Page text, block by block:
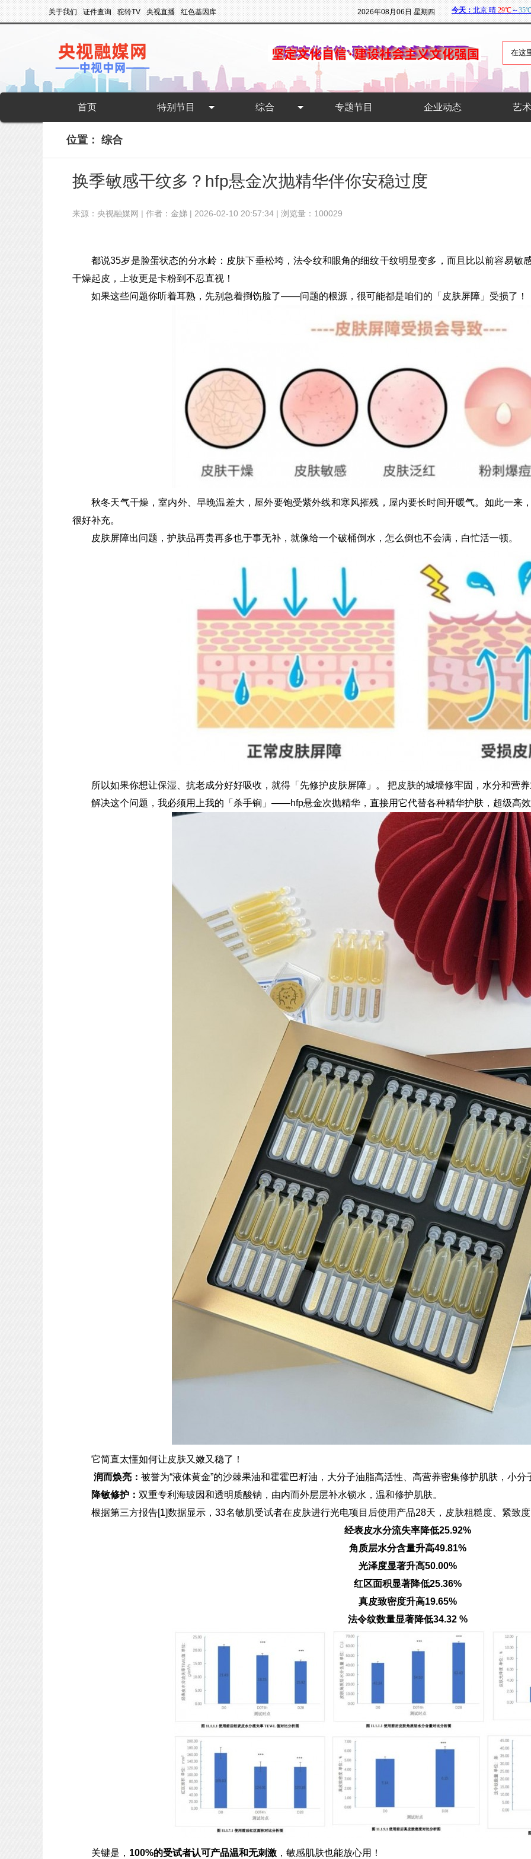
关于我们 证件查询 驼铃TV 央视直播 红色基因库 2026年08月06日 星期四
首页 特别节目 综合 专题节目 企业动态 艺
位置： 综合
换季敏感干纹多？hfp悬金次抛精华伴你安稳过度
来源：央视融媒网 | 作者：金娣 | 2026-02-10 20:57:34 | 浏览量：100029
都说35岁是脸蛋状态的分水岭：皮肤下垂松垮，法令纹和眼角的细纹干纹明显变多，而且比以前容易敏
干燥起皮，上妆更是卡粉到不忍直视！
如果这些问题你听着耳熟，先别急着捯饬脸了——问题的根源，很可能都是咱们的「皮肤屏障」受损了！
秋冬天气干燥，室内外、早晚温差大，屋外要饱受紫外线和寒风摧残，屋内要长时间开暖气。如此一来
很好补充。
皮肤屏障出问题，护肤品再贵再多也于事无补，就像给一个破桶倒水，怎么倒也不会满，白忙活一顿。
所以如果你想让保湿、抗老成分好好吸收，就得「先修护皮肤屏障」。 把皮肤的城墙修牢固，水分和营
解决这个问题，我必须用上我的「杀手锏」——hfp悬金次抛精华，直接用它代替各种精华护肤，超级高
它简直太懂如何让皮肤又嫩又稳了！
润而焕亮： 被誉为“液体黄金”的沙棘果油和霍霍巴籽油，大分子油脂高活性、高营养密集修护肌肤，小
降敏修护： 双重专利海玻因和透明质酸钠，由内而外层层补水锁水，温和修护肌肤。
根据第三方报告[1]数据显示，33名敏肌受试者在皮肤进行光电项目后使用产品28天，皮肤粗糙度、紧致
经表皮水分流失率降低25.92%
角质层水分含量升高49.81%
光泽度显著升高50.00%
红区面积显著降低25.36%
真皮致密度升高19.65%
法令纹数量显著降低34.32 %
关键是， 100%的受试者认可产品温和无刺激 ，敏感肌肤也能放心用！